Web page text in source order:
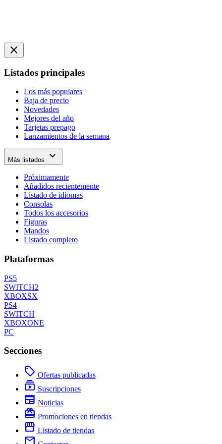
close
Listados principales
Los más populares
Baja de precio
Novedades
Mejores del año
Tarjetas prepago
Lanzamientos de la semana
Más listados expand_more
Próximamente
Añadidos recientemente
Listado de idiomas
Consolas
Todos los accesorios
Figuras
Mandos
Listado completo
Plataformas
PS5
SWITCH2
XBOXSX
PS4
SWITCH
XBOXONE
PC
Secciones
local_offer Ofertas publicadas
subscriptions Suscripciones
newspaper Noticias
redeem Promociones en tiendas
storefront Listado de tiendas
mail